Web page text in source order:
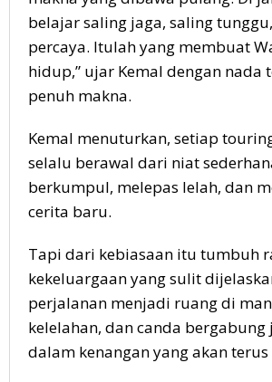
belajar saling jaga, saling
percaya. Itulah yang membuat
hidup,” ujar Kemal dengan nada
penuh makna.
Kemal menuturkan, setiap
selalu berawal dari niat
berkumpul, melepas lelah, dan
cerita baru.
Tapi dari kebiasaan itu tumbuh
kekeluargaan yang sulit
perjalanan menjadi ruang di
kelelahan, dan canda bergabung
dalam kenangan yang akan